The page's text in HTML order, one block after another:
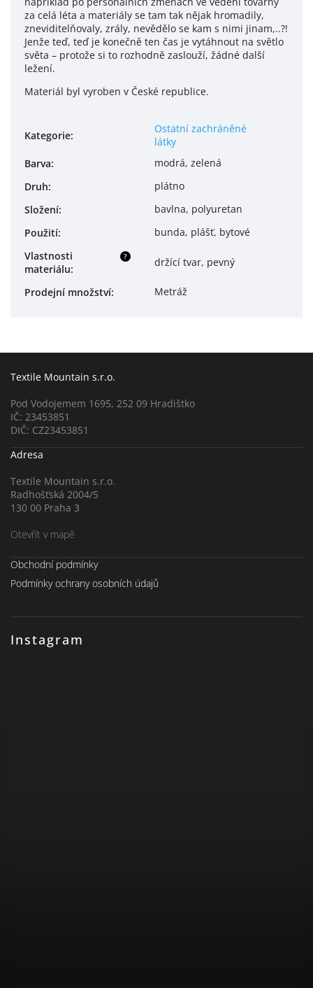
za celá léta a materiály se tam tak nějak hromadily,
zneviditelňovaly, zrály, nevědělo se kam s nimi jinam,..?!
Jenže teď, teď je konečně ten čas je vytáhnout na světlo
světa – protože si to rozhodně zaslouží, žádné další
ležení.
Materiál byl vyroben v České republice.
Kategorie:
Ostatní zachráněné
látky
Barva:
modrá, zelená
Druh:
plátno
Složení:
bavlna, polyuretan
Použití: bunda, plášť, bytové
?
Vlastnosti
materiálu:
držící tvar, pevný
Prodejní množství: Metráž
Textile Mountain s.r.o.
Pod Vodojemem 1695, 252 09 Hradištko
IČ: 23453851
DIČ: CZ23453851
Adresa
Textile Mountain s.r.o.
Radhošťská 2004/5
130 00 Praha 3
Otevřít v mapě
Instagram
Obchodní podmínky
Podmínky ochrany osobních údajů